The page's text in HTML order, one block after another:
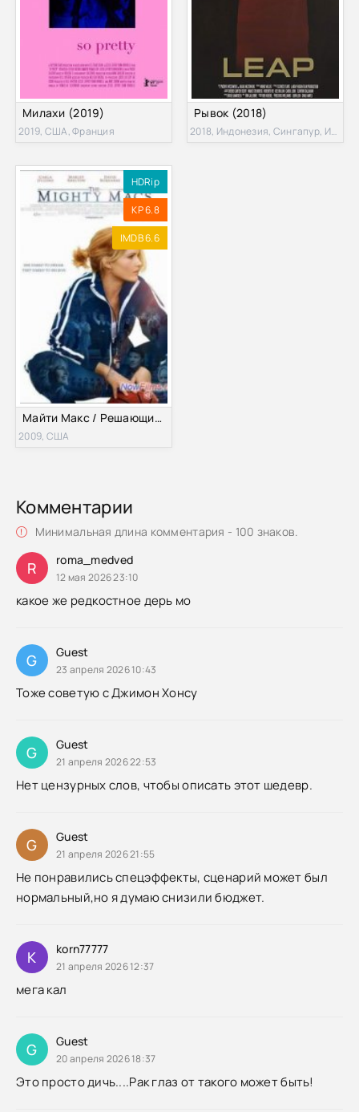
Милахи (2019)
2019, США, Франция
Рывок (2018)
2018, Индонезия, Сингапур, Испания, Бельгия, США
HDRip
KP 6.8
IMDB 6.6
Майти Макс / Решающий рывок (2009)
2009, США
Комментарии
Минимальная длина комментария - 100 знаков.
R roma_medved
12 мая 2026 23:10
какое же редкостное дерь мо
G Guest
23 апреля 2026 10:43
Тоже советую с Джимон Хонсу
G Guest
21 апреля 2026 22:53
Нет цензурных слов, чтобы описать этот шедевр.
G Guest
21 апреля 2026 21:55
Не понравились спецэффекты, сценарий может был
нормальный,но я думаю снизили бюджет.
K korn77777
21 апреля 2026 12:37
мега кал
G Guest
20 апреля 2026 18:37
Это просто дичь....Рак глаз от такого может быть!